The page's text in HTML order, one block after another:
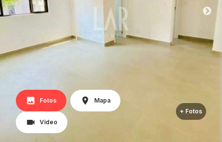
Fotos Mapa
Vídeo
+ Fotos